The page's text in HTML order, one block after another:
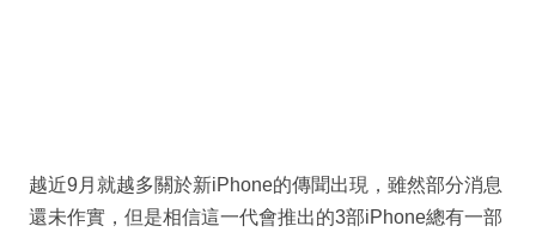
越近9月就越多關於新iPhone的傳聞出現，雖然部分消息
還未作實，但是相信這一代會推出的3部iPhone總有一部